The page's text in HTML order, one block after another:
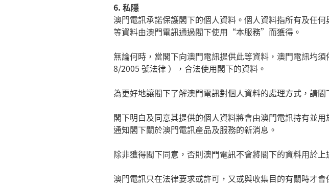
6. 私隱
澳門電訊承諾保護閣下的個人資料。個人資料指所有及任
等資料由澳門電訊通過閣下使用 “本服務” 而獲得。
無論何時，當閣下向澳門電訊提供此等資料，澳門電訊均
8/2005 號法律 ），合法使用閣下的資料。
為更好地讓閣下了解澳門電訊對個人資料的處理方式，請
閣下明白及同意其提供的個人資料將會由澳門電訊持有並
通知閣下關於澳門電訊產品及服務的新消息。
除非獲得閣下同意，否則澳門電訊不會將閣下的資料用於上
澳門電訊只在法律要求或許可，又或與收集目的有關時才會